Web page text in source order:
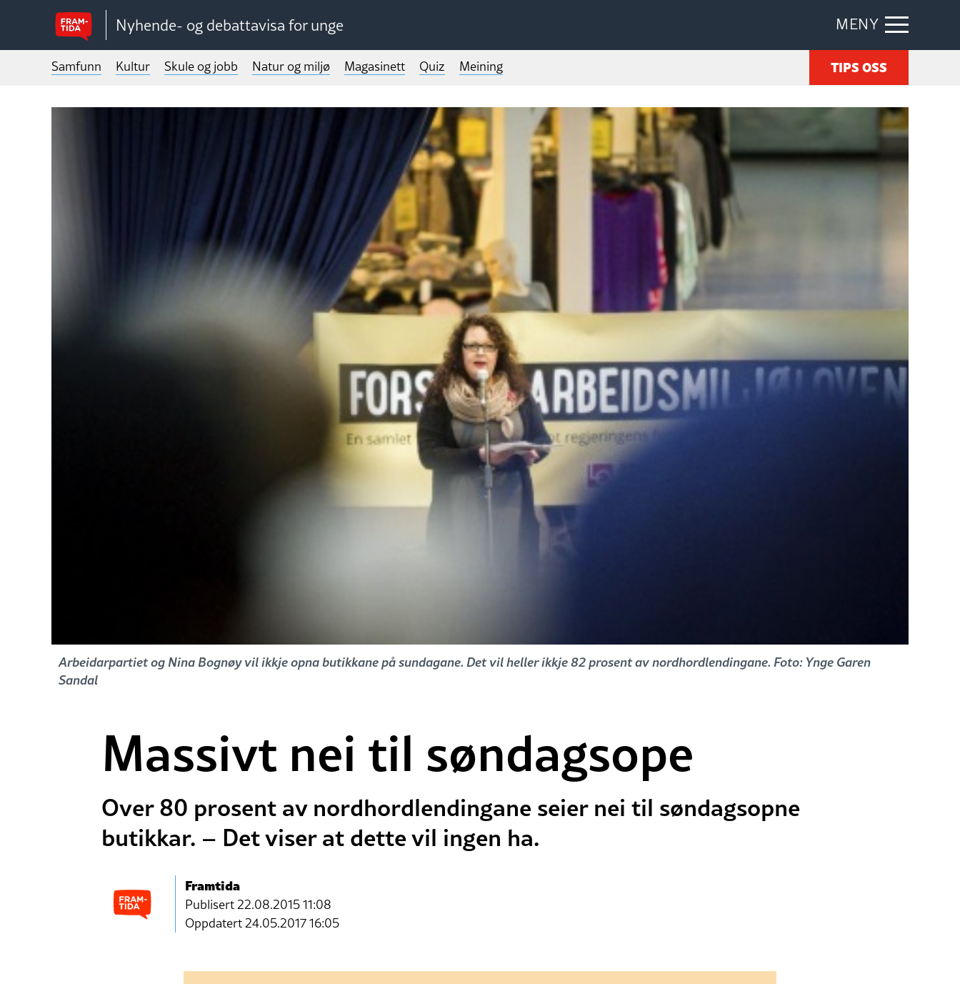
Nyhende- og debattavisa for unge MENY
Samfunn Kultur Skule og jobb Natur og miljø Magasinett Quiz Meining TIPS OSS
Arbeidarpartiet og Nina Bognøy vil ikkje opna butikkane på sundagane. Det vil heller ikkje 82 prosent av nordhordlendingane. Foto: Ynge Garen
Sandal
Massivt nei til søndagsope
Over 80 prosent av nordhordlendingane seier nei til søndagsopne
butikkar. – Det viser at dette vil ingen ha.
Framtida
Publisert22.08.2015 11:08
Oppdatert 24.05.2017 16:05